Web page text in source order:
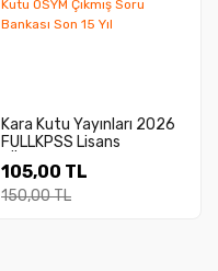
Kara Kutu Yayınları 2026
FULLKPSS Lisans
Vatandaşlık Kara Kutu
ÖSYM Çıkmış Soru Bankası
105,00 TL
150,00 TL